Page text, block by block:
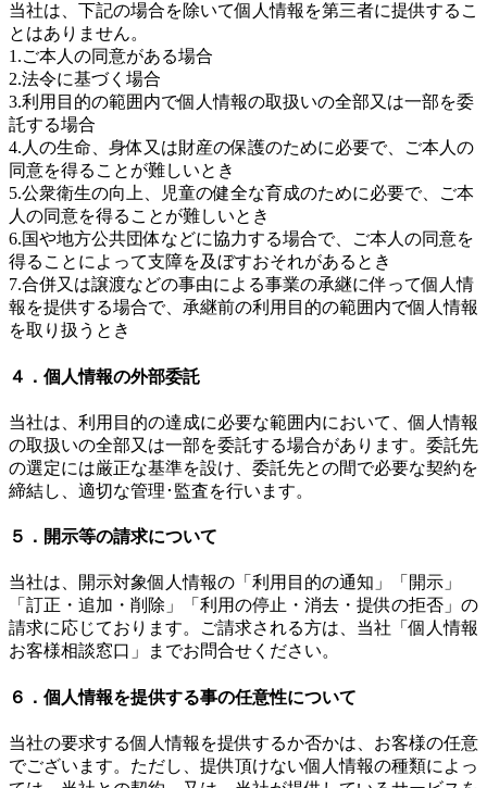
当社は、下記の場合を除いて個人情報を第三者に提供するこ
とはありません。
1.ご本人の同意がある場合
2.法令に基づく場合
3.利用目的の範囲内で個人情報の取扱いの全部又は一部を委
託する場合
4.人の生命、身体又は財産の保護のために必要で、ご本人の
同意を得ることが難しいとき
5.公衆衛生の向上、児童の健全な育成のために必要で、ご本
人の同意を得ることが難しいとき
6.国や地方公共団体などに協力する場合で、ご本人の同意を
得ることによって支障を及ぼすおそれがあるとき
7.合併又は譲渡などの事由による事業の承継に伴って個人情
報を提供する場合で、承継前の利用目的の範囲内で個人情報
を取り扱うとき
４．個人情報の外部委託
当社は、利用目的の達成に必要な範囲内において、個人情報
の取扱いの全部又は一部を委託する場合があります。委託先
の選定には厳正な基準を設け、委託先との間で必要な契約を
締結し、適切な管理･監査を行います。
５．開示等の請求について
当社は、開示対象個人情報の「利用目的の通知」「開示」
「訂正・追加・削除」「利用の停止・消去・提供の拒否」の
請求に応じております。ご請求される方は、当社「個人情報
お客様相談窓口」までお問合せください。
６．個人情報を提供する事の任意性について
当社の要求する個人情報を提供するか否かは、お客様の任意
でございます。ただし、提供頂けない個人情報の種類によっ